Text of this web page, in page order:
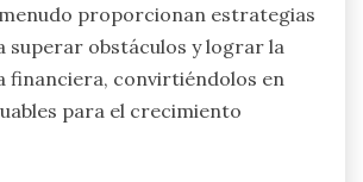
proporcionan estrategias
superar obstáculos y lograr la
financiera, convirtiéndolos en
para el crecimiento